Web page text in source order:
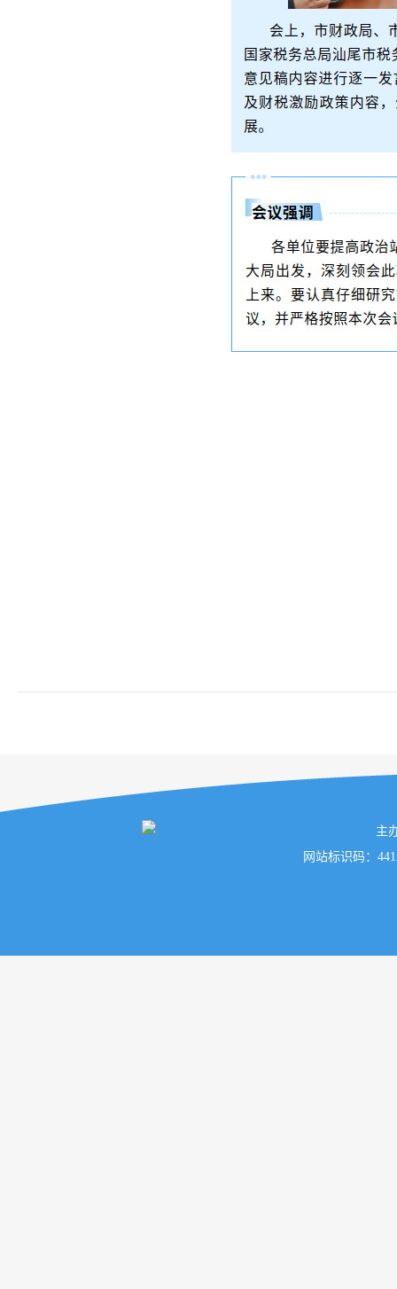
主
网站标识码：